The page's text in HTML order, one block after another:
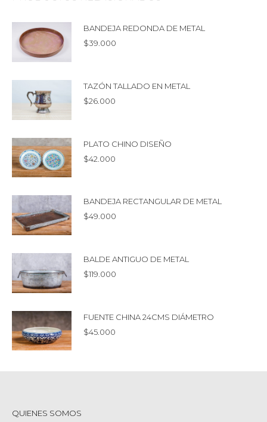
BANDEJA REDONDA DE METAL
$39.000
TAZÓN TALLADO EN METAL
$26.000
PLATO CHINO DISEÑO
$42.000
BANDEJA RECTANGULAR DE METAL
$49.000
BALDE ANTIGUO DE METAL
$119.000
FUENTE CHINA 24CMS DIÁMETRO
$45.000
QUIENES SOMOS